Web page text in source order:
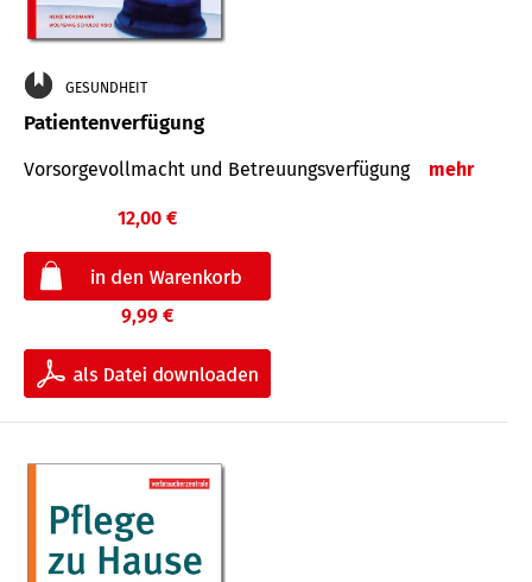
GESUNDHEIT
Patientenverfügung
Vorsorgevollmacht und Betreuungsverfügung mehr
12,00 €
9,99 €